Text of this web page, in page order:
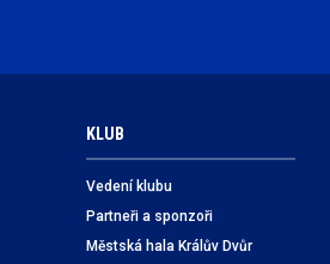
KLUB
Vedení klubu
Partneři a sponzoři
Městská hala Králův Dvůr